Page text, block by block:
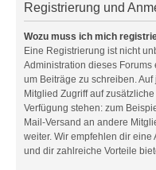
Registrierung und
Wozu muss ich mich
Eine Registrierung ist nicht
Administration dieses
um Beiträge zu schreiben.
Mitglied Zugriff auf
Verfügung stehen: zum
Mail-Versand an andere
weiter. Wir empfehlen dir
und dir zahlreiche Vorteile